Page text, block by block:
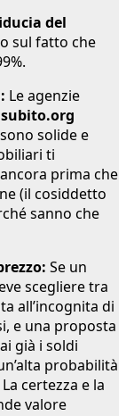
del
sul fatto che
Le agenzie
solide e
ti
prima che
(il cosiddetto
sanno che
Se un
scegliere tra
all’incognita di
e una proposta
già i soldi
probabilità
certezza e la
valore